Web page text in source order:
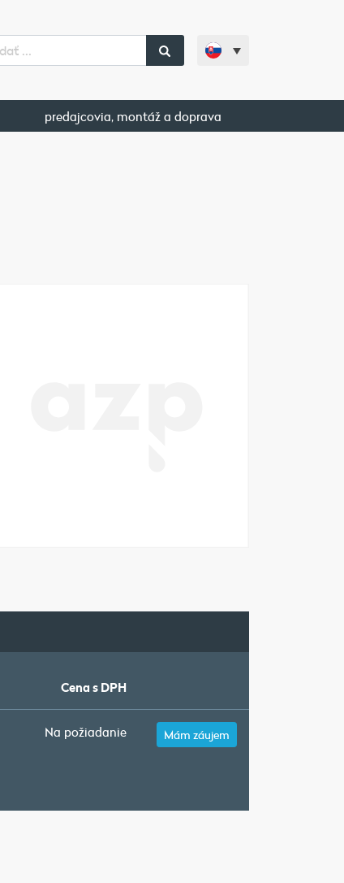
predajcovia, montáž a doprava
Cena s DPH
Na požiadanie Mám záujem